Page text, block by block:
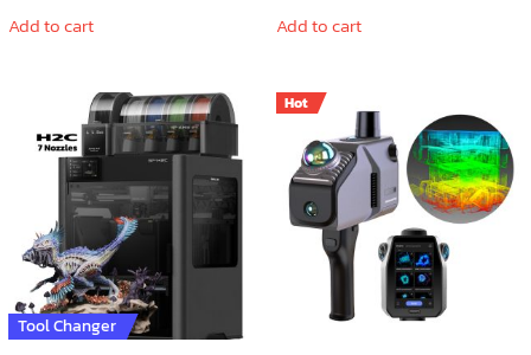
Add to cart Add to cart
Tool Changer
Hot